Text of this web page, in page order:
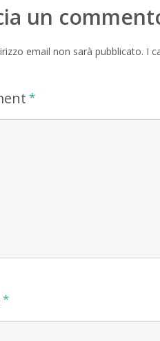
un
email non sarà pubblicato. I
*
*